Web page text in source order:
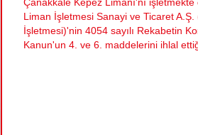
Liman İşletmesi Sanayi ve Ticaret
İşletmesi)'nin 4054 sayılı Rekabetin
Kanun'un 4. ve 6. maddelerini ihlal